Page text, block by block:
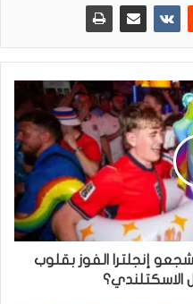
مشجعو إنجلترا الفوز بقلوب
الاسكتلندي؟